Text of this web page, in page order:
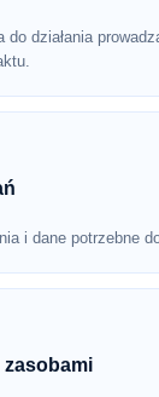
do działania
i dane potrzebne
zasobami